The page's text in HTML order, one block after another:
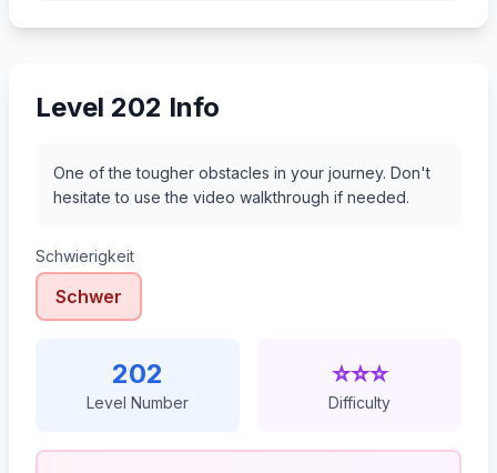
Level 202 Info
One of the tougher obstacles in your journey. Don't
hesitate to use the video walkthrough if needed.
Schwierigkeit
Schwer
202
Level Number
⭐⭐⭐
Difficulty